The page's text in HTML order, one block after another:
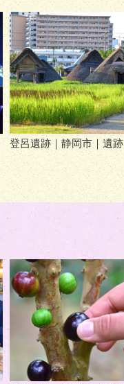
登呂遺跡｜静岡市｜遺跡